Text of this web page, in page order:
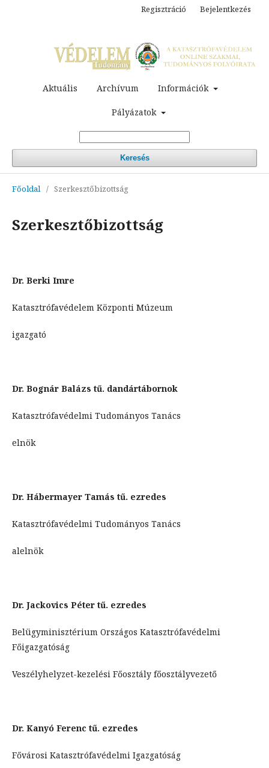
Aktuális Archívum Információk
Pályázatok
Keresés
Regisztráció Bejelentkezés
Főoldal / Szerkesztőbizottság
Szerkesztőbizottság
Dr. Berki Imre
Katasztrófavédelem Központi Múzeum
igazgató
Dr. Bognár Balázs tű. dandártábornok
Katasztrófavédelmi Tudományos Tanács
elnök
Dr. Hábermayer Tamás tű. ezredes
Katasztrófavédelmi Tudományos Tanács
alelnök
Dr. Jackovics Péter tű. ezredes
Belügyminisztérium Országos Katasztrófavédelmi
Főigazgatóság
Veszélyhelyzet-kezelési Főosztály főosztályvezető
Dr. Kanyó Ferenc tű. ezredes
Fővárosi Katasztrófavédelmi Igazgatóság